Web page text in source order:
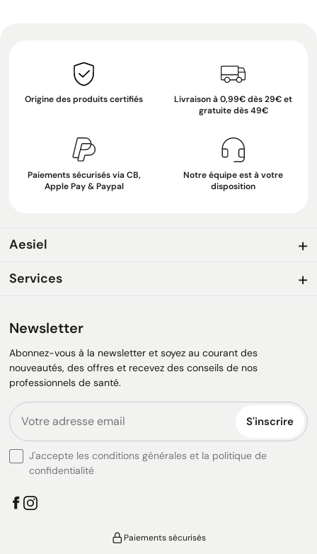
Origine des produits certifiés
Livraison à 0,99€ dès 29€ et
gratuite dès 49€
Paiements sécurisés via CB,
Apple Pay & Paypal
Notre équipe est à votre
disposition
Aesiel
Services
Newsletter
Abonnez-vous à la newsletter et soyez au courant des
nouveautés, des offres et recevez des conseils de nos
professionnels de santé.
S'inscrire
J'accepte les conditions générales et la politique de
confidentialité
Paiements sécurisés